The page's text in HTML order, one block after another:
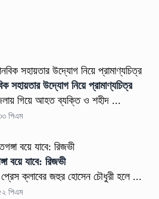
সহায়তার উদ্যোগ নিয়ে প্রামাণ্যচিত্র
গিয়ে আহত ব্যক্তি ও শহীদ ...
পিএম
বয়ে যাবে: রিজভী
ক্লাবের জহুর হোসেন চৌধুরী হলে ...
পিএম